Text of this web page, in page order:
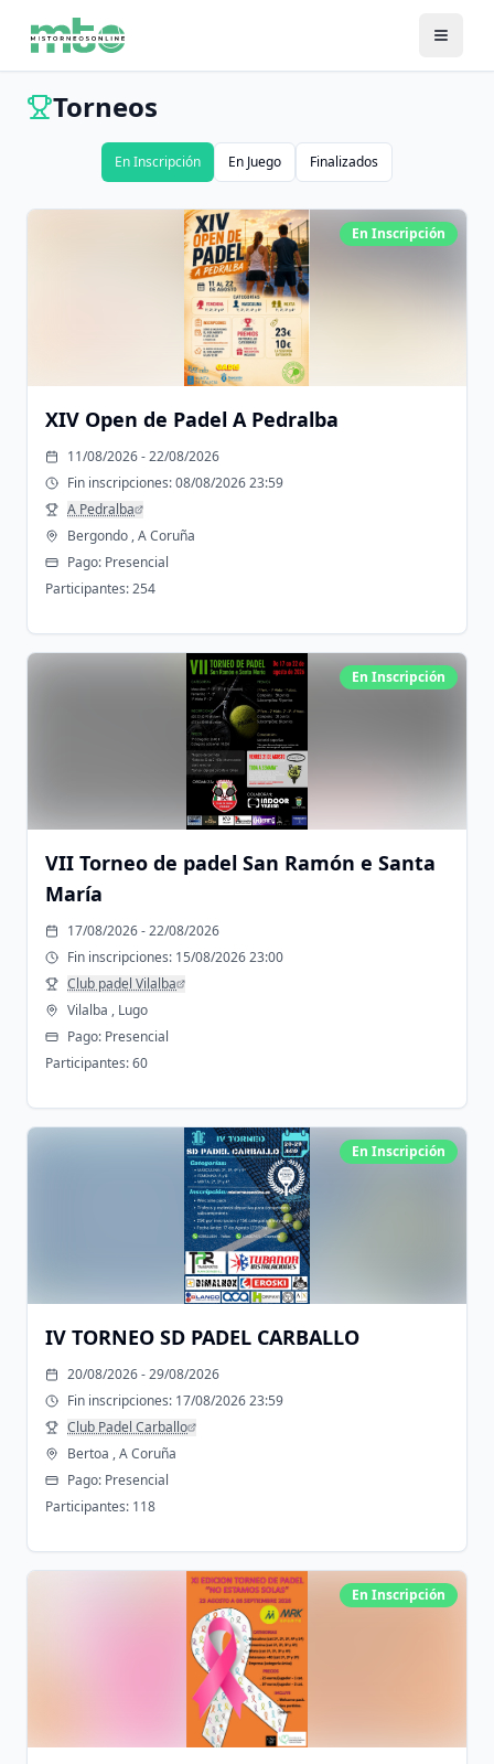
Torneos
En Inscripción En Juego Finalizados
En Inscripción
XIV Open de Padel A Pedralba
11/08/2026 - 22/08/2026
Fin inscripciones:08/08/2026 23:59
A Pedralba
Bergondo , A Coruña
Pago: Presencial
Participantes:254
En Inscripción
VII Torneo de padel San Ramón e Santa
María
17/08/2026 - 22/08/2026
Fin inscripciones: 15/08/2026 23:00
Club padel Vilalba
Vilalba , Lugo
Pago: Presencial
Participantes:60
En Inscripción
IV TORNEO SD PADEL CARBALLO
20/08/2026 - 29/08/2026
Fin inscripciones: 17/08/2026 23:59
Club Padel Carballo
Bertoa , A Coruña
Pago: Presencial
Participantes: 118
En Inscripción